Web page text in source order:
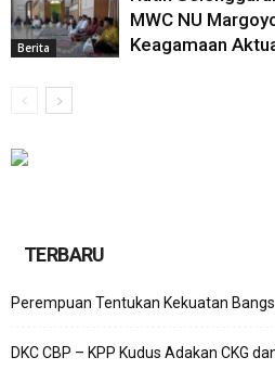
Berita
MWC NU
Keagamaan
TERBARU
Perempuan Tentukan Kekuatan
DKC CBP – KPP Kudus Adakan CKG